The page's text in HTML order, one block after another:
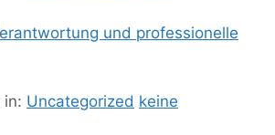
und professionelle
in: Uncategorized keine